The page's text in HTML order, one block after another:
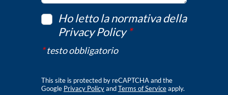
Ho letto la normativa della
Privacy Policy*
*testo obbligatorio
This site is protected by reCAPTCHA and the
Google Privacy PolicyandTerms of Serviceapply.